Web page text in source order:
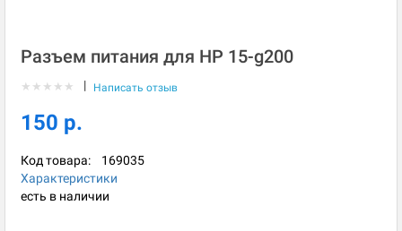
Разъем питания для HP 15-g200
★ ★ ★ ★ ★ | Написать отзыв
150 р.
Код товара: 169035
Характеристики
есть в наличии